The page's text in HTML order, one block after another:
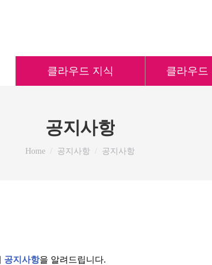
클라우드 지식 클라우드
공지사항
You are here:
Home 공지사항 공지사항
공지사항을 알려드립니다.